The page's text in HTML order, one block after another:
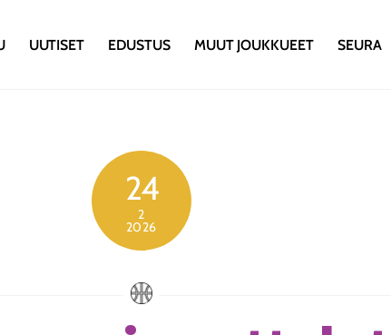
UUTISET EDUSTUS MUUT JOUKKUEET SEURA
24
2
2026